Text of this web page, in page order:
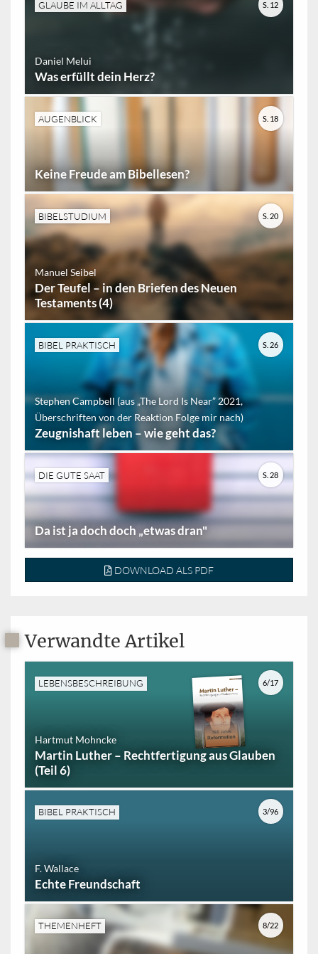
GLAUBE IM ALLTAG
Daniel Melui
Was erfüllt dein Herz?
S. 12
AUGENBLICK
Keine Freude am Bibellesen?
S. 18
BIBELSTUDIUM
Manuel Seibel
Der Teufel – in den Briefen des Neuen
Testaments (4)
S. 20
BIBEL PRAKTISCH
Stephen Campbell (aus „The Lord Is Near” 2021,
Überschriften von der Reaktion Folge mir nach)
Zeugnishaft leben – wie geht das?
S. 26
DIE GUTE SAAT
Da ist ja doch doch „etwas dran"
S. 28
DOWNLOAD ALS PDF
Verwandte Artikel
LEBENSBESCHREIBUNG
Hartmut Mohncke
Martin Luther – Rechtfertigung aus Glauben
(Teil 6)
6/17
BIBEL PRAKTISCH
F. Wallace
Echte Freundschaft
3/96
THEMENHEFT 8/22